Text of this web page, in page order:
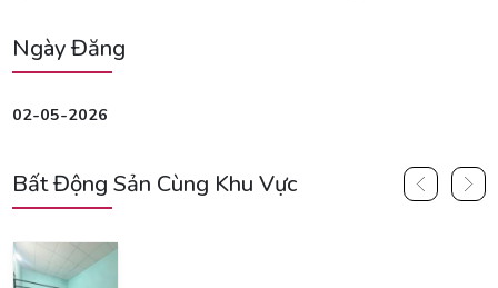
Ngày Đăng
02-05-2026
Bất Động Sản Cùng Khu Vực